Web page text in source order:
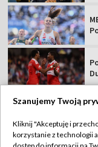
Szanujemy Twoją
Kliknij "Akceptuję i
korzystanie z technologii